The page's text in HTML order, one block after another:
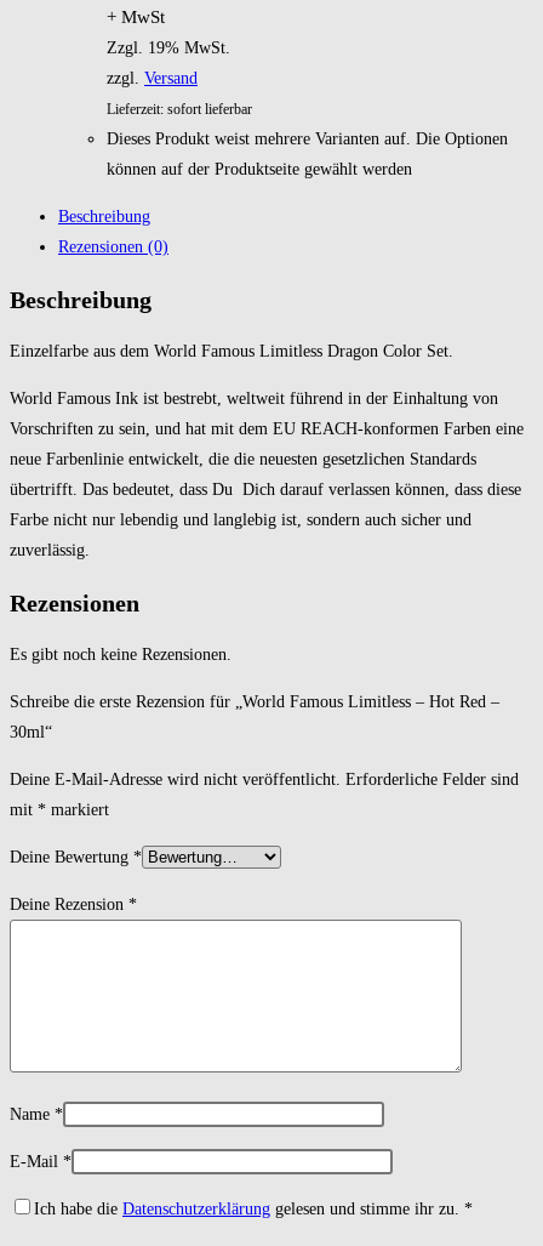
+ MwSt
Zzgl. 19% MwSt.
zzgl. Versand
Lieferzeit: sofort lieferbar
Dieses Produkt weist mehrere Varianten auf. Die Optionen
können auf der Produktseite gewählt werden
Beschreibung
Rezensionen (0)
Beschreibung
Einzelfarbe aus dem World Famous Limitless Dragon Color Set.
World Famous Ink ist bestrebt, weltweit führend in der Einhaltung von
Vorschriften zu sein, und hat mit dem EU REACH-konformen Farben eine
neue Farbenlinie entwickelt, die die neuesten gesetzlichen Standards
übertrifft. Das bedeutet, dass Du Dich darauf verlassen können, dass diese
Farbe nicht nur lebendig und langlebig ist, sondern auch sicher und
zuverlässig.
Rezensionen
Es gibt noch keine Rezensionen.
Schreibe die erste Rezension für „World Famous Limitless – Hot Red –
30ml“
Deine E-Mail-Adresse wird nicht veröffentlicht. Erforderliche Felder sind
mit * markiert
Deine Bewertung *
Deine Rezension *
Name *
E-Mail *
Ich habe die Datenschutzerklärung gelesen und stimme ihr zu. *